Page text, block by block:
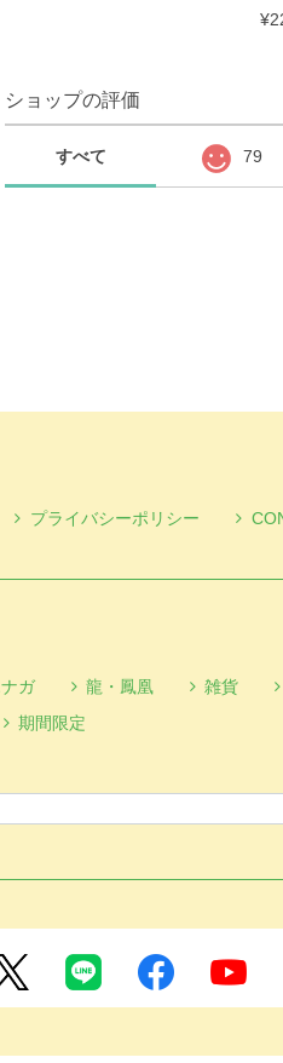
ショップの評価
すべて 79
プライバシーポリシー
ガ 龍・鳳凰 雑貨
期間限定